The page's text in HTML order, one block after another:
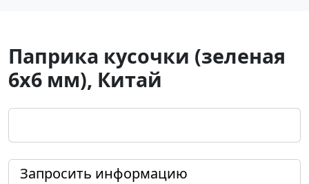
Паприка кусочки (зеленая
6х6 мм), Китай
Запросить информацию